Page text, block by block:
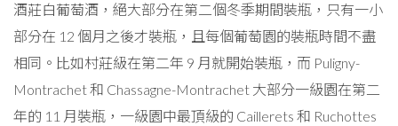
酒莊白葡萄酒，絕大部分在第二個冬季期間裝瓶，只有一小
部分在 12 個月之後才裝瓶，且每個葡萄園的裝瓶時間不盡
相同。比如村莊級在第二年 9 月就開始裝瓶，而 Puligny-
Montrachet 和 Chassagne-Montrachet 大部分一級園在第二
年的 11 月裝瓶，一級園中最頂級的 Caillerets 和 Ruchottes